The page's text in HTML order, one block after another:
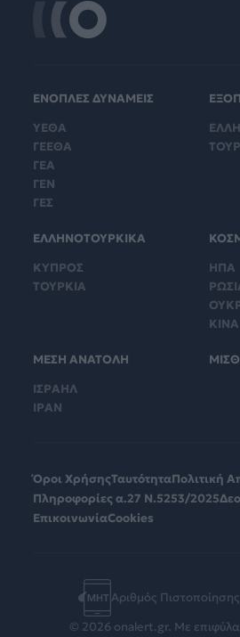
ΕΝΟΠΛΕΣ ΔΥΝΑΜΕΙΣ
ΥΕΘΑ
ΓΕΕΘΑ
ΓΕΑ
ΓΕΝ
ΓΕΣ
ΕΛΛΗΝΟΤΟΥΡΚΙΚΑ
ΚΥΠΡΟΣ
ΤΟΥΡΚΙΑ
ΗΠΑ
ΚΙΝΑ
ΜΕΣΗ ΑΝΑΤΟΛΗ
ΙΣΡΑΗΛ
ΙΡΑΝ
Όροι ΧρήσηςΤαυτότηταΠολιτική
Πληροφορίες α.27 Ν.5253/2025
ΕπικοινωνίαCookies
Αριθμός
© 2026 onalert.gr. Με